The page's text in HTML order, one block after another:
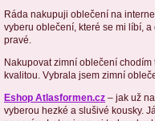
Ráda nakupuji oblečení na
vyberu oblečení, které se mi líbí,
pravé.
Nakupovat zimní oblečení
kvalitou. Vybrala jsem zimní
Eshop Atlasformen.cz – jak už
vyberou hezké a slušivé kousky.